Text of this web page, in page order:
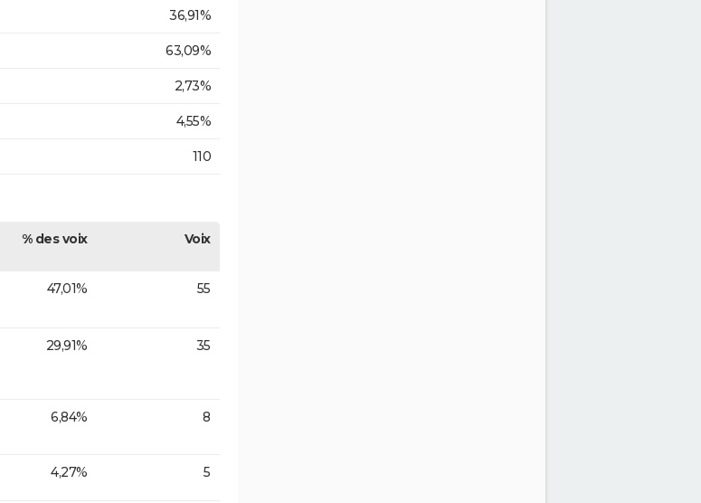
36,91%
63,09%
2,73%
4,55%
110
% des voix Voix
47,01% 55
29,91% 35
6,84% 8
4,27% 5